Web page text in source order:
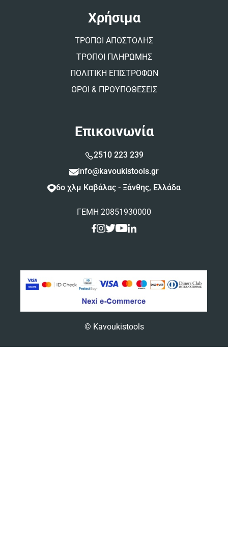
Χρήσιμα
ΤΡΟΠΟΙ ΑΠΟΣΤΟΛΗΣ
ΤΡΟΠΟΙ ΠΛΗΡΩΜΗΣ
ΠΟΛΙΤΙΚΗ ΕΠΙΣΤΡΟΦΩΝ
ΟΡΟΙ & ΠΡΟΥΠΟΘΕΣΕΙΣ
Επικοινωνία
2510 223 239
info@kavoukistools.gr
6ο χλμ Καβάλας - Ξάνθης, Ελλάδα
ΓΕΜΗ 20851930000
© Kavoukistools